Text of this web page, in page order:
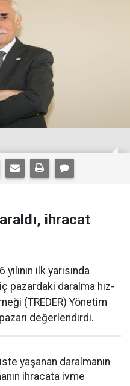
ihracat
ilk yarısın­da
pazardaki daralma hız­
(TREDER) Yönetim
değerlendirdi.
yaşanan daralma­nın
ihracata ivme